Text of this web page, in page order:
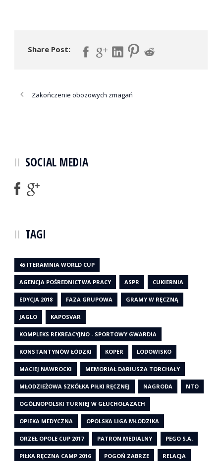
Share Post:
Zakończenie obozowych zmagań
SOCIAL MEDIA
TAGI
45 ITERAMNIA WORLD CUP
AGENCJA POŚREDNICTWA PRACY ASPR CUKIERNIA
EDYCJA 2018 FAZA GRUPOWA GRAMY W RĘCZNĄ
JAGLO KAPOSVAR
KOMPLEKS REKREACYJNO - SPORTOWY GWARDIA
KONSTANTYNÓW ŁÓDZKI KOPER LODOWISKO
MACIEJ NAWROCKI MEMORIAŁ DARIUSZA TORCHAŁY
MŁODZIEŻOWA SZKÓŁKA PIŁKI RĘCZNEJ NAGRODA NTO
OGÓLNOPOLSKI TURNIEJ W GŁUCHOŁAZACH
OPIEKA MEDYCZNA OPOLSKA LIGA MŁODZIKA
ORZEŁ OPOLE CUP 2017 PATRON MEDIALNY PEGO S.A.
PIŁKA RĘCZNA CAMP 2016 POGOŃ ZABRZE RELACJA